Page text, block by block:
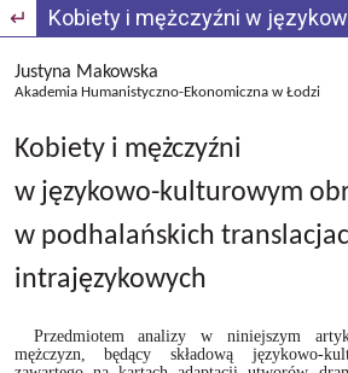
Wróć do szczegółów artykułu